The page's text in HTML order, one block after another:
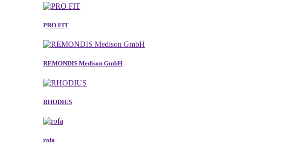
PRO FIT
REMONDIS Medison GmbH
RHODIUS
rofa